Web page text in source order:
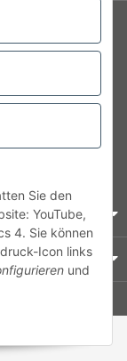
Sie den
YouTube,
4. Sie können
Icon links
und